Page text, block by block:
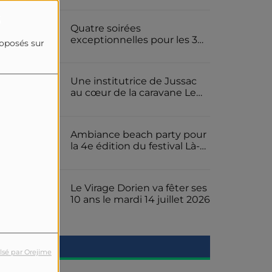
sur
par Orejime
Quatre soirées
exceptionnelles pour les 30
Une institutrice de Jussac
au cœur de la caravane Le
Ambiance beach party pour
la 4e édition du festival Là-
Le Virage Dorien va fêter ses
10 ans le mardi 14 juillet 2026